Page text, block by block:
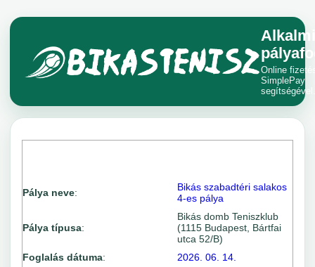
Alkalmi
Online
SimplePay
segítségével.
Pálya neve:
Bikás szabadtéri salakos
4-es pálya
Pálya típusa:
Bikás domb Teniszklub
(1115 Budapest, Bártfai
utca 52/B)
Foglalás dátuma:
2026. 06. 14.